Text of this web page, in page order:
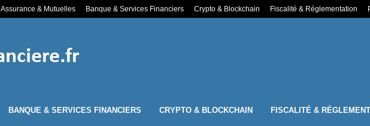
Assurance & Mutuelles Banque & Services Financiers Crypto & Blockchain Fiscalité & Réglementation
BANQUE & SERVICES FINANCIERS CRYPTO & BLOCKCHAIN FISCALITÉ &